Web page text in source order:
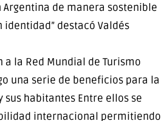
de manera sostenible
identidad” destacó Valdés
a la Red Mundial de Turismo
una serie de beneficios para la
sus habitantes Entre ellos se
internacional permitiendo